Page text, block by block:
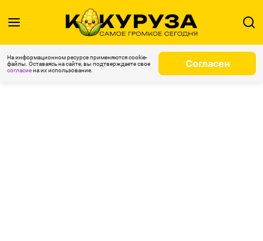
На информационном ресурсе применяются cookie-
файлы. Оставаясь на сайте, вы подтверждаете свое
согласиена их использование.
Согласен